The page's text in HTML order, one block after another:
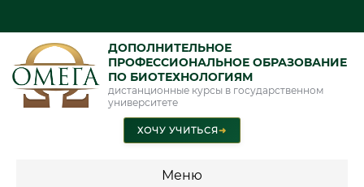
ДОПОЛНИТЕЛЬНОЕ
ПРОФЕССИОНАЛЬНОЕ ОБРАЗОВАНИЕ
ПО БИОТЕХНОЛОГИЯМ
дистанционные курсы в государственном
университете
ХОЧУ УЧИТЬСЯ➜
Меню